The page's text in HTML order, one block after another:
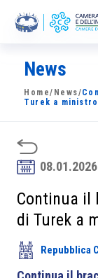
La Camera
News
Sviluppo
Soci
Partner
Progetti
News
Home/ News/
Turek a ministro
08.01.2026
Continua il
di Turek a
Repubblica